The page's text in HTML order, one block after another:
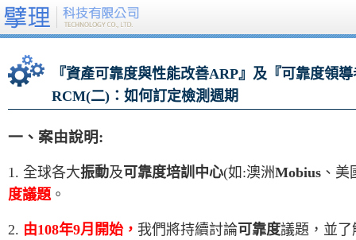
『資產可靠度與性能改善ARP』及『可靠度領
RCM(二)：如何訂定檢測週期
一、案由說明:
1. 全球各大振動及可靠度培訓中心(如:澳洲Mobius 、美
度議題。
2. 由108年9月開始， 我們將持續討論可靠度議題 ，並